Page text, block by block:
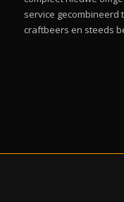
service gecombineerd
craftbeers en steeds